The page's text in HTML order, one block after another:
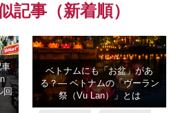
記事（新着順）
回
ベトナムにも「お盆」があ
る？― ベトナムの「ヴーラン
祭（Vu Lan）」とは